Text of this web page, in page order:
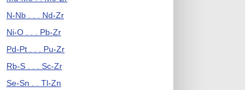
N-Nb . . . Nd-Zr
Ni-O . . . Pb-Zr
Pd-Pt . . . Pu-Zr
Rb-S . . . Sc-Zr
Se-Sn . . Tl-Zn